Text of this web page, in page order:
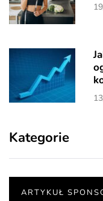
Kategorie
ARTYKUŁ